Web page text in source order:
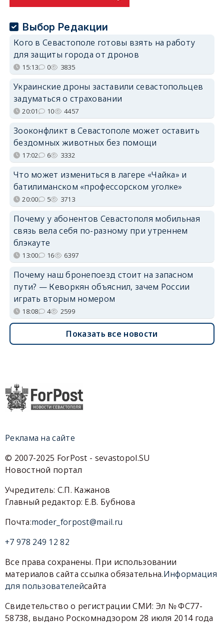
Выбор Редакции
Кого в Севастополе готовы взять на работу
для защиты города от дронов
15:13 0 3835
Украинские дроны заставили севастопольцев
задуматься о страховании
20:01 10 4457
Зооконфликт в Севастополе может оставить
бездомных животных без помощи
17:02 6 3332
Что может измениться в лагере «Чайка» и
батилиманском «профессорском уголке»
20:00 5 3713
Почему у абонентов Севастополя мобильная
связь вела себя по-разному при утреннем
блэкауте
13:00 16 6397
Почему наш бронепоезд стоит на запасном
пути? — Кеворкян объяснил, зачем России
играть вторым номером
18:08 4 2599
Показать все новости
Реклама на сайте
© 2007-2025 ForPost - sevastopol.SU
Новостной портал
Учредитель: С.П. Кажанов
Главный редактор: Е.В. Бубнова
Почта:moder_forpost@mail.ru
+7 978 249 12 82
Все права сохранены. При использовании
материалов сайта ссылка обязательна.Информация
для пользователейсайта
Свидетельство о регистрации СМИ: Эл № ФС77-
58738, выдано Роскомнадзором 28 июля 2014 года